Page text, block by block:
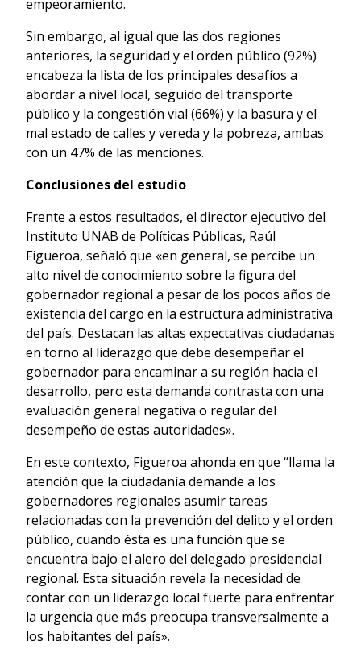
empeoramiento.
Sin embargo, al igual que las dos regiones
anteriores, la seguridad y el orden público (92%)
encabeza la lista de los principales desafíos a
abordar a nivel local, seguido del transporte
público y la congestión vial (66%) y la basura y el
mal estado de calles y vereda y la pobreza, ambas
con un 47% de las menciones.
Conclusiones del estudio
Frente a estos resultados, el director ejecutivo del
Instituto UNAB de Políticas Públicas, Raúl
Figueroa, señaló que «en general, se percibe un
alto nivel de conocimiento sobre la figura del
gobernador regional a pesar de los pocos años de
existencia del cargo en la estructura administrativa
del país. Destacan las altas expectativas ciudadanas
en torno al liderazgo que debe desempeñar el
gobernador para encaminar a su región hacia el
desarrollo, pero esta demanda contrasta con una
evaluación general negativa o regular del
desempeño de estas autoridades».
En este contexto, Figueroa ahonda en que “llama la
atención que la ciudadanía demande a los
gobernadores regionales asumir tareas
relacionadas con la prevención del delito y el orden
público, cuando ésta es una función que se
encuentra bajo el alero del delegado presidencial
regional. Esta situación revela la necesidad de
contar con un liderazgo local fuerte para enfrentar
la urgencia que más preocupa transversalmente a
los habitantes del país».